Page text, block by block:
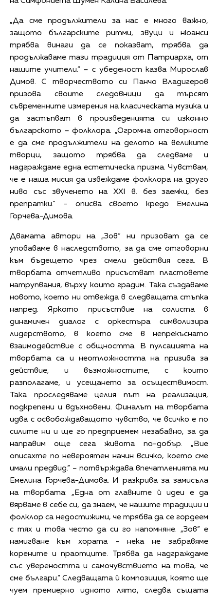
„Да сме продължители за нас е много важно,
защото българските ритми, звуци и нюанси
трябва винаги да се показват, трябва да
продължаваме тази традиция от Патриарха, от
нашите учители.“ – с убеденост казва Мирослав
Димов. С творчеството си Панчо Владигеров
призова своите следовници да търсят
съвременните измерения на класическата музика и
да застъпват в произведенията си изконно
българското – фолклора. „Огромна отговорност
е да сме продължители на делото на великите
творци, защото трябва да следваме и
надграждаме една естетическа призма. Чувствам,
че е наша мисия да извеждаме фолклора на друго
ниво със звученето на XXI в. без заемки, без
препратки.“ – описва своето кредо Емелина
Горчева-Димова.
Двамата автори на „Зов“ ни призоват да се
уповаваме в наследството, за да сме отговорни
към бъдещето чрез смели действия сега. В
творбата отчетливо присъстват пластовете
натрупвания, върху които градим. Така създаваме
новото, което ни отвежда в следващата стъпка
напред. Яркото присъствие на солиста в
динамичен диалог с оркестъра символизира
лидерството, в което сме в непрекъснато
взаимодействие с общността. В пулсацията на
творбата са и неотложността на призива за
действие, и възможностите, с които
разполагаме, и усещането за осъществимост.
Така проследяваме целия път на реализация,
подкрепени и вдъхновени. Финалът на творбата
идва с освобождаващото чувство, че всичко е по
силите ни и ще го предприемем незабавно, за да
направим още сега живота по-добър. „Вие
описахте по невероятен начин всичко, което сме
имали предвид.“ – потвърждава впечатленията ми
Емелина Горчева-Димова. И разкрива за замисъла
на творбата: „Една от главните й идеи е да
вярваме в себе си, да знаем, че нашите традиции и
фолклор са недостижими, че трябва да се гордеем
с тях и това често да си го напомняне. „Зов“ е
намигване към хората – нека не забравяме
корените и праотците. Трябва да надграждаме
със увереността и самочувствието на това, че
сме българи.“ Следващата й композиция, която ще
чуем премиерно идното лято, следва същата